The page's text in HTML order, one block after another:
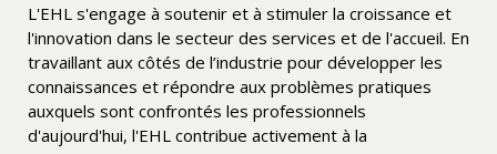
L'EHL s'engage à soutenir et à stimuler la croissance et
l'innovation dans le secteur des services et de l'accueil. En
travaillant aux côtés de l’industrie pour développer les
connaissances et répondre aux problèmes pratiques
auxquels sont confrontés les professionnels
d'aujourd'hui, l'EHL contribue activement à la